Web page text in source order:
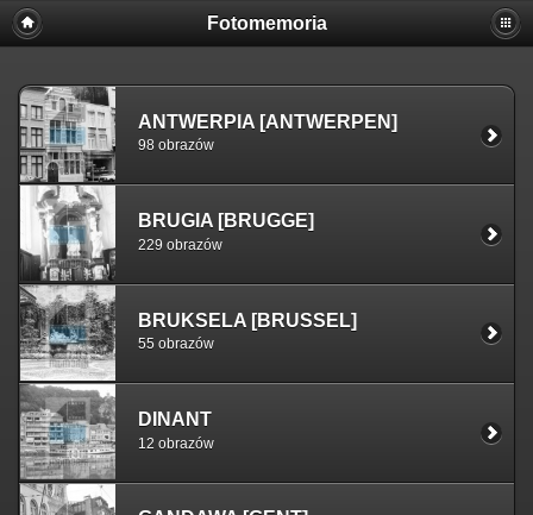
Fotomemoria
ANTWERPIA [ANTWERPEN]
98 obrazów
BRUGIA [BRUGGE]
229 obrazów
BRUKSELA [BRUSSEL]
55 obrazów
DINANT
12 obrazów